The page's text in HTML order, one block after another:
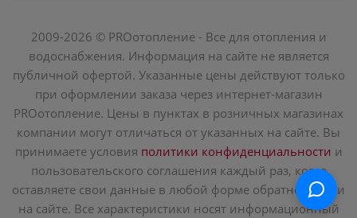
2009-2026 © PROотопление - Все для отопления и
водоснабжения. Информация на сайте не является
публичной офертой. Указанные цены действуют только
при оформлении заказа через интернет-магазин
PROотопление. Цены в пунктах в розничных магазинах
компании могут отличаться от указанных на сайте. Вы
принимаете условия политики конфиденциальности и
пользовательского соглашения каждый раз, когда
оставляете свои данные в любой форме обратной связи
на сайте. Все характеристики носят информационный